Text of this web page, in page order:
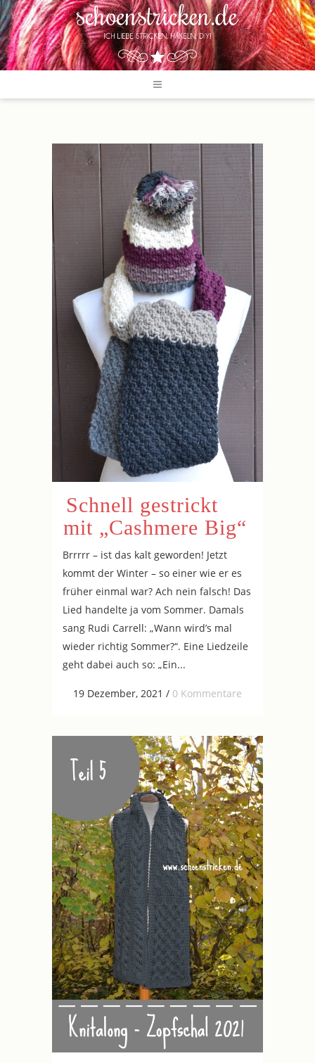
Schnell gestrickt
mit „Cashmere Big“
Brrrrr – ist das kalt geworden! Jetzt
kommt der Winter – so einer wie er es
früher einmal war? Ach nein falsch! Das
Lied handelte ja vom Sommer. Damals
sang Rudi Carrell: „Wann wird’s mal
wieder richtig Sommer?“. Eine Liedzeile
geht dabei auch so: „Ein...
19 Dezember, 2021 / 0 Kommentare